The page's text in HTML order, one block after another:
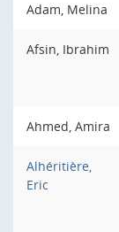
Adam, Melina
Afsin, Ibrahim
Ahmed, Amira
Alhéritière,
Eric